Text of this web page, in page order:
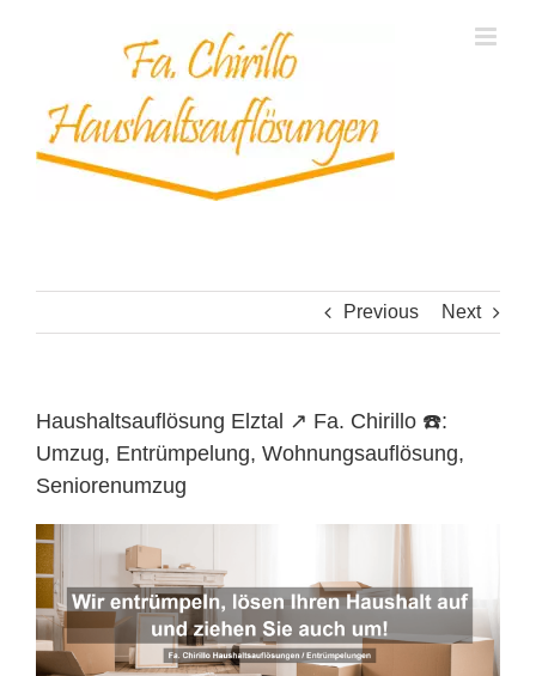
Previous Next
Haushaltsauflösung Elztal ↗️ Fa. Chirillo ☎️:
Umzug, Entrümpelung, Wohnungsauflösung,
Seniorenumzug